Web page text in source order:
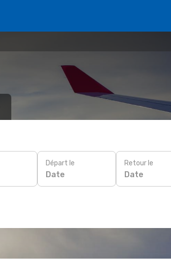
Départ le
Date
Retour le
Date